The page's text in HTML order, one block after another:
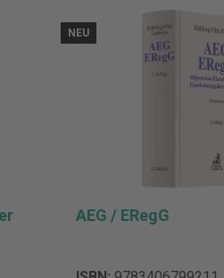
NEU
AEG / ERegG